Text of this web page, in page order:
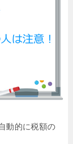
動的に税額の